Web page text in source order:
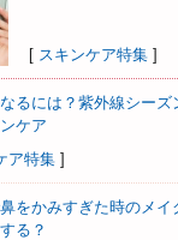
[ スキンケア特集 ]
るには？紫外線シーズ
ケア
ア特集 ]
をかみすぎた時のメイ
る？